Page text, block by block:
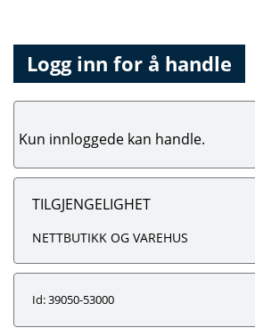
Logg inn for å handle
Kun innloggede kan handle.
TILGJENGELIGHET
NETTBUTIKK OG VAREHUS
Id: 39050-53000